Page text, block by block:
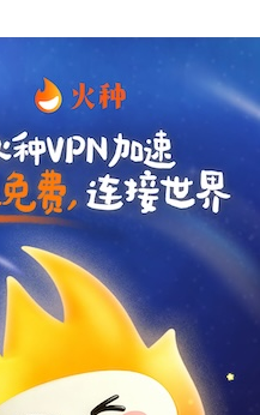
支持 [0] 反对 [0]
支持